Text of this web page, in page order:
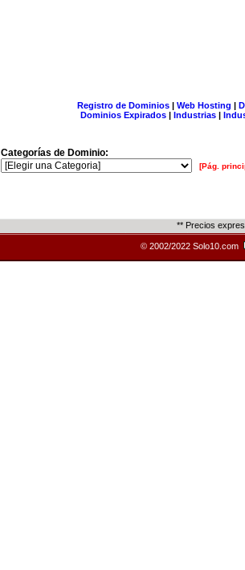
Registro de Dominios| Web Hosting |
Dominios Expirados | Industrias |
Categorías de Dominio:
[Pág.
** Precios
© 2002/2022 Solo10.com